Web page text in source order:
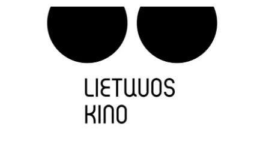
NEPATOGUS
KINAS“
PRISTATĖ
„KANKINIMAI
BALTARUSIJOJE.
APOKALIPSĖ“